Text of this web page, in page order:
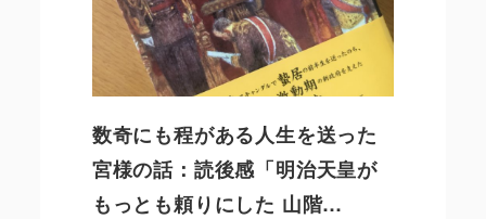
数奇にも程がある人生を送った
宮様の話：読後感「明治天皇が
もっとも頼りにした 山階…